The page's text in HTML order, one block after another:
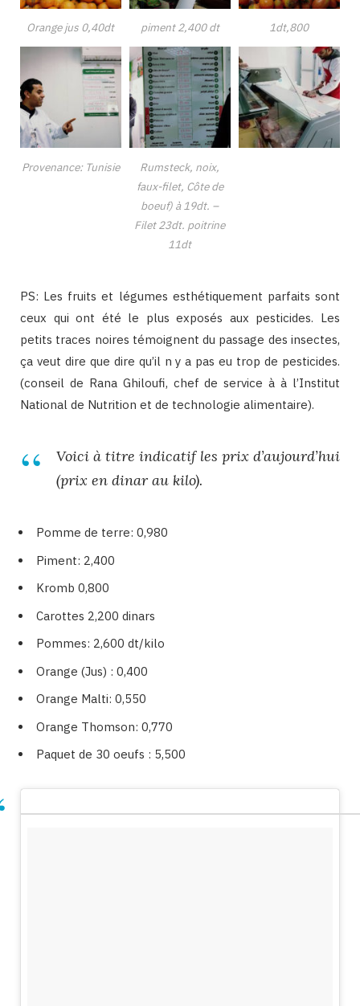
Orange jus 0,40dt piment 2,400 dt 1dt,800
Provenance: Tunisie
Rumsteck, noix,
faux-filet, Côte de
boeuf) à 19dt. –
Filet 23dt. poitrine
11dt
PS: Les fruits et légumes esthétiquement parfaits sont
ceux qui ont été le plus exposés aux pesticides. Les
petits traces noires témoignent du passage des insectes,
ça veut dire que dire qu’il n y a pas eu trop de pesticides.
(conseil de Rana Ghiloufi, chef de service à à l’Institut
National de Nutrition et de technologie alimentaire).
Voici à titre indicatif les prix d’aujourd’hui
(prix en dinar au kilo).
Pomme de terre: 0,980
Piment: 2,400
Kromb 0,800
Carottes 2,200 dinars
Pommes: 2,600 dt/kilo
Orange (Jus) : 0,400
Orange Malti: 0,550
Orange Thomson: 0,770
Paquet de 30 oeufs : 5,500